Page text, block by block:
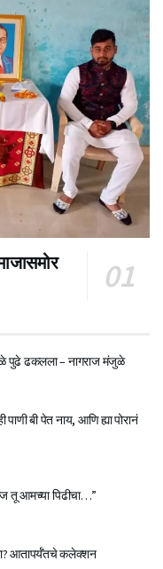
पुढे ढकलला – नागराज मंजुळे
बी पेत नाय, आणि ह्या पोरानं
तू आमच्या पिढीचा…”
आतापर्यँतचे कलेक्शन